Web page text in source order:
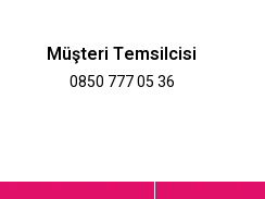
Müşteri Temsilcisi
0850 777 05 36